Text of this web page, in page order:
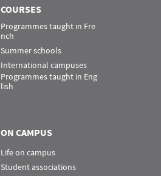
COURSES
Programmes taught in Fre
nch
Summer schools
International campuses
Programmes taught in Eng
lish
ON CAMPUS
Life on campus
Student associations